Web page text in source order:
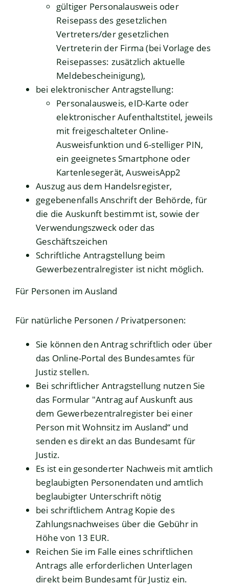
gültiger Personalausweis oder
Reisepass des gesetzlichen
Vertreters/der gesetzlichen
Vertreterin der Firma (bei Vorlage des
Reisepasses: zusätzlich aktuelle
Meldebescheinigung),
bei elektronischer Antragstellung:
Personalausweis, eID-Karte oder
elektronischer Aufenthaltstitel, jeweils
mit freigeschalteter Online-
Ausweisfunktion und 6-stelliger PIN,
ein geeignetes Smartphone oder
Kartenlesegerät, AusweisApp2
Auszug aus dem Handelsregister,
gegebenenfalls Anschrift der Behörde, für
die die Auskunft bestimmt ist, sowie der
Verwendungszweck oder das
Geschäftszeichen
Schriftliche Antragstellung beim
Gewerbezentralregister ist nicht möglich.
Für Personen im Ausland
Für natürliche Personen / Privatpersonen:
Sie können den Antrag schriftlich oder über
das Online-Portal des Bundesamtes für
Justiz stellen.
Bei schriftlicher Antragstellung nutzen Sie
das Formular "Antrag auf Auskunft aus
dem Gewerbezentralregister bei einer
Person mit Wohnsitz im Ausland“ und
senden es direkt an das Bundesamt für
Justiz.
Es ist ein gesonderter Nachweis mit amtlich
beglaubigten Personendaten und amtlich
beglaubigter Unterschrift nötig
bei schriftlichem Antrag Kopie des
Zahlungsnachweises über die Gebühr in
Höhe von 13 EUR.
Reichen Sie im Falle eines schriftlichen
Antrags alle erforderlichen Unterlagen
direkt beim Bundesamt für Justiz ein.